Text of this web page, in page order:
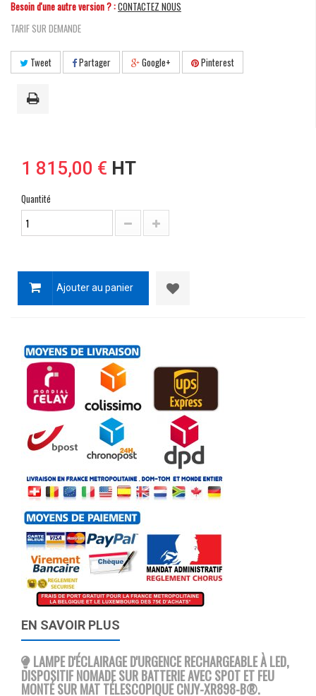
Besoin d'une autre version ? :CONTACTEZ NOUS
TARIF SUR DEMANDE
Tweet Partager Google+ Pinterest
1 815,00 € HT
Quantité
Ajouter au panier
EN SAVOIR PLUS
LAMPE D'ÉCLAIRAGE D'URGENCE RECHARGEABLE À LED,
DISPOSITIF NOMADE SUR BATTERIE AVEC SPOT ET FEU
MONTÉ SUR MAT TÉLESCOPIQUE CNJY-XR898-B®.